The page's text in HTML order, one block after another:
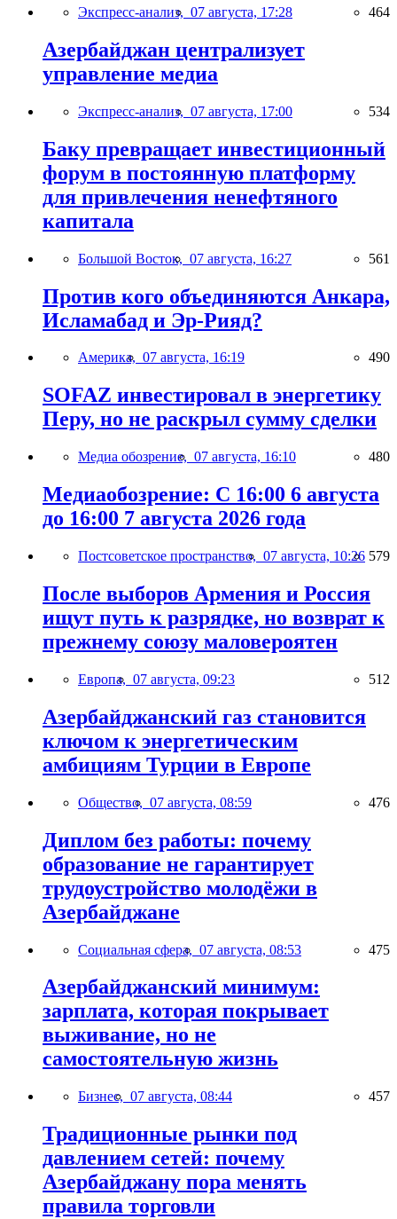
Экспресс-анализ, 07 августа, 17:28 464
Азербайджан централизует
управление медиа
Экспресс-анализ, 07 августа, 17:00 534
Баку превращает инвестиционный
форум в постоянную платформу
для привлечения ненефтяного
капитала
Большой Восток, 07 августа, 16:27 561
Против кого объединяются Анкара,
Исламабад и Эр-Рияд?
Америка, 07 августа, 16:19 490
SOFAZ инвестировал в энергетику
Перу, но не раскрыл сумму сделки
Медиа обозрение, 07 августа, 16:10 480
Медиаобозрение: С 16:00 6 августа
до 16:00 7 августа 2026 года
Постсоветское пространство, 07 августа, 10:26 579
После выборов Армения и Россия
ищут путь к разрядке, но возврат к
прежнему союзу маловероятен
Европа, 07 августа, 09:23 512
Азербайджанский газ становится
ключом к энергетическим
амбициям Турции в Европе
Общество, 07 августа, 08:59 476
Диплом без работы: почему
образование не гарантирует
трудоустройство молодёжи в
Азербайджане
Социальная сфера, 07 августа, 08:53 475
Азербайджанский минимум:
зарплата, которая покрывает
выживание, но не
самостоятельную жизнь
Бизнес, 07 августа, 08:44 457
Традиционные рынки под
давлением сетей: почему
Азербайджану пора менять
правила торговли